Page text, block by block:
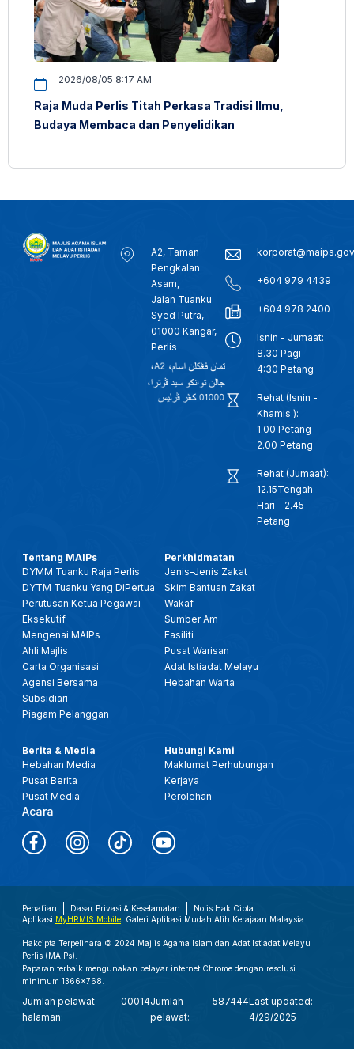
2026/08/05 8:17 AM
Raja Muda Perlis Titah Perkasa Tradisi Ilmu,
Budaya Membaca dan Penyelidikan
A2, Taman
Pengkalan
Asam,
Jalan Tuanku
Syed Putra,
01000 Kangar,
Perlis
+604 979 4439
+604 978 2400
Isnin - Jumaat:
8.30 Pagi -
4:30 Petang
Rehat (Isnin -
Khamis ):
1.00 Petang -
2.00 Petang
Rehat (Jumaat):
12.15Tengah
Hari - 2.45
Petang
Tentang MAIPs
DYMM Tuanku Raja Perlis
DYTM Tuanku Yang DiPertua
Perutusan Ketua Pegawai
Eksekutif
Mengenai MAIPs
Ahli Majlis
Carta Organisasi
Agensi Bersama
Subsidiari
Piagam Pelanggan
Perkhidmatan
Jenis-Jenis Zakat
Skim Bantuan Zakat
Wakaf
Sumber Am
Fasiliti
Pusat Warisan
Adat Istiadat Melayu
Hebahan Warta
Berita & Media
Hebahan Media
Pusat Berita
Pusat Media
Acara
Hubungi Kami
Maklumat Perhubungan
Kerjaya
Perolehan
Penafian Dasar Privasi & Keselamatan
Notis Hak Cipta
Aplikasi MyHRMIS Mobile: Galeri Aplikasi Mudah Alih Kerajaan Malaysia
Hakcipta Terpelihara © 2024 Majlis Agama Islam dan Adat Istiadat Melayu
Perlis (MAIPs).
Paparan terbaik mengunakan pelayar internet Chrome dengan resolusi
minimum 1366x768.
Jumlah pelawat
halaman:
00014Jumlah
pelawat:
587444Last updated:
4/29/2025